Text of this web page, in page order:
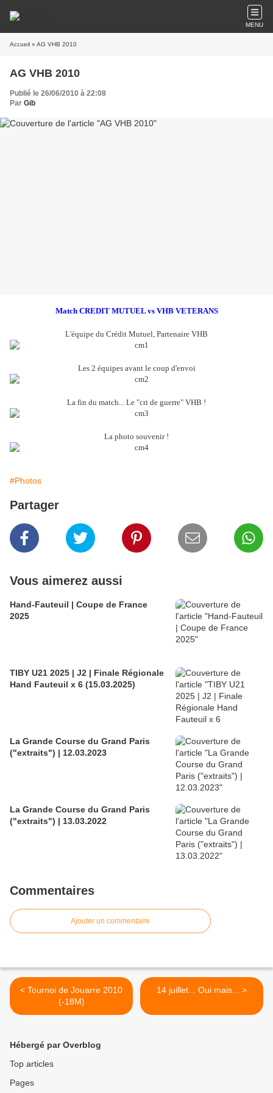
MENU
Accueil » AG VHB 2010
AG VHB 2010
Publié le 26/06/2010 à 22:08
Par Gib
Match CREDIT MUTUEL vs VHB VETERANS
L'équipe du Crédit Mutuel, Partenaire VHB
Les 2 équipes avant le coup d'envoi
La fin du match... Le "cri de guerre" VHB !
La photo souvenir !
#Photos
Partager
Vous aimerez aussi
Hand-Fauteuil | Coupe de France
2025
TIBY U21 2025 | J2 | Finale Régionale
Hand Fauteuil x 6 (15.03.2025)
La Grande Course du Grand Paris
("extraits") | 12.03.2023
La Grande Course du Grand Paris
("extraits") | 13.03.2022
Commentaires
Ajouter un commentaire
< Tournoi de Jouarre 2010
(-18M)
14 juillet... Oui mais... >
Hébergé par Overblog
Top articles
Pages